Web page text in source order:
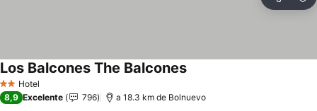
2 Estrelas
Hotel
Los Balcones The Balcones
8,9 Excelente 796 a 18.3 km de Bolnuevo